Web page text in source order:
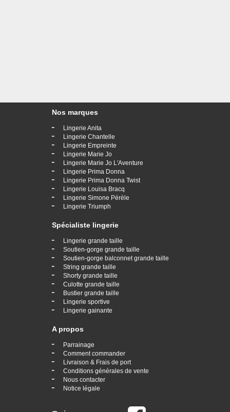
Nos marques
- Lingerie Anita
- Lingerie Chantelle
- Lingerie Empreinte
- Lingerie Marie Jo
- Lingerie Marie Jo L'Aventure
- Lingerie Prima Donna
- Lingerie Prima Donna Twist
- Lingerie Louisa Bracq
- Lingerie Simone Pérèle
- Lingerie Triumph
Spécialiste lingerie
- Lingerie grande taille
- Soutien-gorge grande taille
- Soutien-gorge balconnet grande taille
- String grande taille
- Shorty grande taille
- Culotte grande taille
- Bustier grande taille
- Lingerie sportive
- Lingerie gainante
A propos
- Parrainage
- Comment commander
- Livraison & Frais de port
- Conditions générales de vente
- Nous contacter
- Notice légale